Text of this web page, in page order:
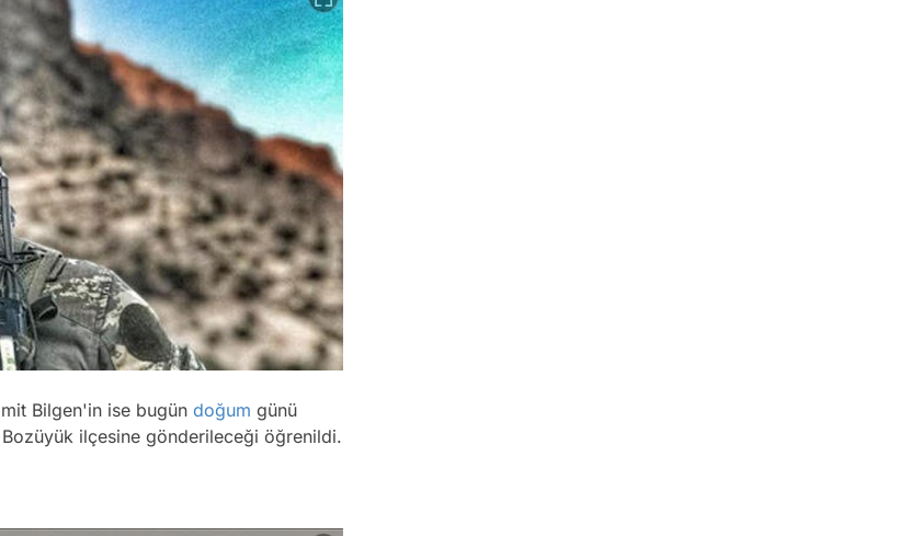
Bilgen'in ise bugün doğum günü
ilçesine gönderileceği öğrenildi.